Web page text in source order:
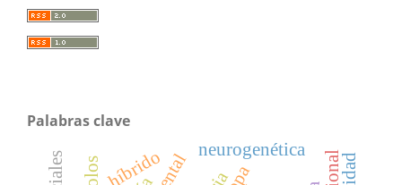
Palabras clave
neurogenética
híbrido